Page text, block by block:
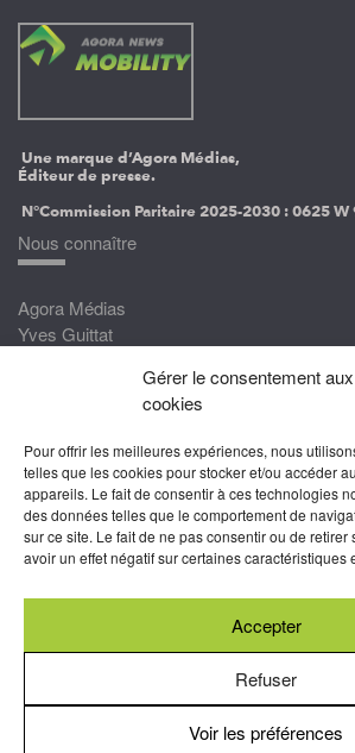
Gérer le consentement aux
cookies
Pour offrir les meilleures expériences, nous
telles que les cookies pour stocker et/ou accéder
appareils. Le fait de consentir à ces technologies
des données telles que le comportement de
sur ce site. Le fait de ne pas consentir ou de
avoir un effet négatif sur certaines caractéristiques
Accepter
Refuser
Voir les préférences
Une marque d’Agora Médias,
Éditeur de presse.
N°Commission Paritaire 2025-2030 :0625 W
Nous connaître
Agora Médias
Yves Guittat
Devenez correspondant
Rejoignez nos experts
Devenez Partenaire
Nous suivre
Abonnez-vous à nos newsletters
Conditions générales